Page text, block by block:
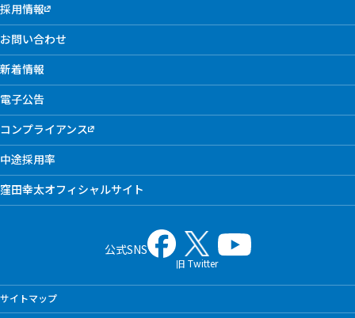
採用情報
お問い合わせ
新着情報
電子公告
コンプライアンス
中途採用率
窪田幸太オフィシャルサイト
公式SNS
旧 Twitter
サイトマップ